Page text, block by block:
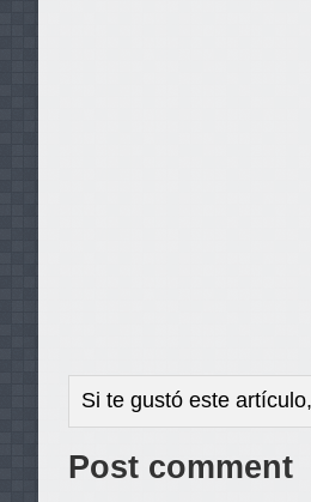
Si te gustó este artículo,
Post comment